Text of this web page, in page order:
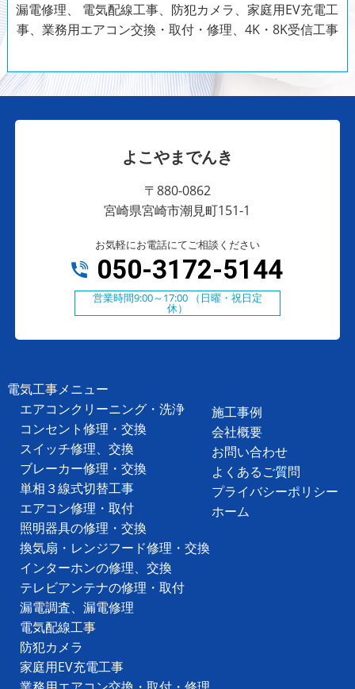
漏電修理、 電気配線工事、防犯カメラ、家庭用EV充電工
事、業務用エアコン交換・取付・修理、4K・8K受信工事
よこやまでんき
〒880-0862
宮崎県宮崎市潮見町151-1
お気軽にお電話にてご相談ください
050-3172-5144
営業時間9:00～17:00 （日曜・祝日定
休）
電気工事メニュー
エアコンクリーニング・洗浄
コンセント修理・交換
スイッチ修理、交換
ブレーカー修理・交換
単相３線式切替工事
エアコン修理・取付
照明器具の修理・交換
換気扇・レンジフード修理・交換
インターホンの修理、交換
テレビアンテナの修理・取付
漏電調査、漏電修理
電気配線工事
防犯カメラ
家庭用EV充電工事
施工事例
会社概要
お問い合わせ
よくあるご質問
プライバシーポリシー
ホーム